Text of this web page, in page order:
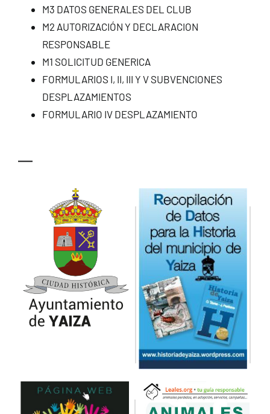
M3 DATOS GENERALES DEL CLUB
M2 AUTORIZACIÓN Y DECLARACION
RESPONSABLE
M1 SOLICITUD GENERICA
FORMULARIOS I, II, III Y V SUBVENCIONES
DESPLAZAMIENTOS
FORMULARIO IV DESPLAZAMIENTO
—